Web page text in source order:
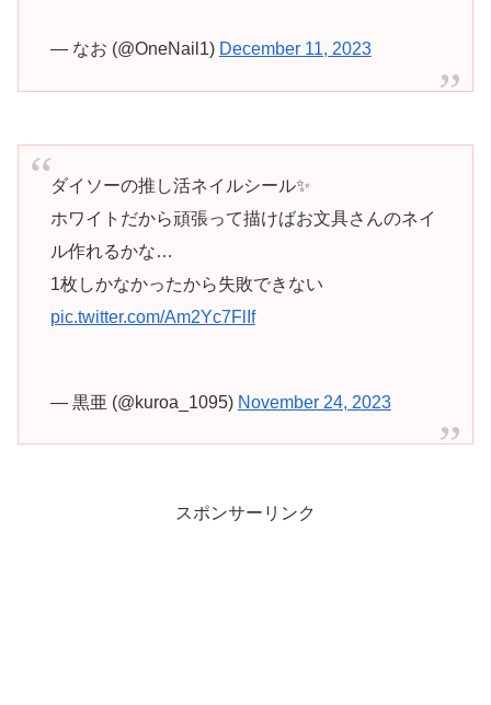
— なお (@OneNail1) December 11, 2023
ダイソーの推し活ネイルシール✨
ホワイトだから頑張って描けばお文具さんのネイ
ル作れるかな…
1枚しかなかったから失敗できない
pic.twitter.com/Am2Yc7FlIf
— 黒亜 (@kuroa_1095) November 24, 2023
スポンサーリンク